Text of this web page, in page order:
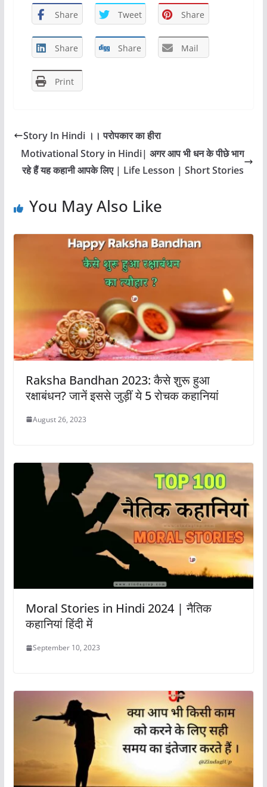
c
e
b
o
o
st
o
d
o
n
ai
l
ar
e
Share Tweet Share
Share Share Mail
Print
Story In Hindi ।। परोपकार का हीरा
Motivational Story in Hindi| अगर आप भी धन के पीछे भाग
रहे हैं यह कहानी आपके लिए | Life Lesson | Short Stories
You May Also Like
Raksha Bandhan 2023: कैसे शुरू हुआ
रक्षाबंधन? जानें इससे जुड़ीं ये 5 रोचक कहानियां
August 26, 2023
Moral Stories in Hindi 2024 | नैतिक
कहानियां हिंदी में
September 10, 2023